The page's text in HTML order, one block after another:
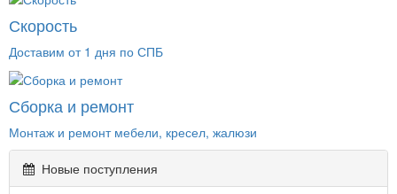
Скорость
Доставим от 1 дня по СПБ
Сборка и ремонт
Монтаж и ремонт мебели, кресел, жалюзи
Новые поступления